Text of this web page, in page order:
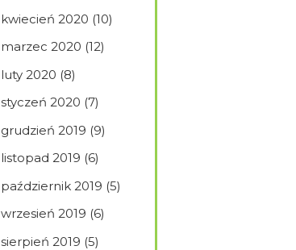
kwiecień 2020 (10)
marzec 2020 (12)
luty 2020 (8)
styczeń 2020 (7)
grudzień 2019 (9)
listopad 2019 (6)
październik 2019 (5)
wrzesień 2019 (6)
sierpień 2019 (5)